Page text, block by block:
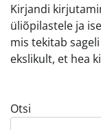
Kirjandi
üliõpilastele ja
mis tekitab
ekslikult, et hea
Otsi